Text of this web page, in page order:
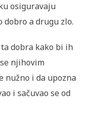
osiguravaju
dobro a drugu zlo.
dobra kako bi ih
njihovim
nužno i da upozna
i sačuvao se od